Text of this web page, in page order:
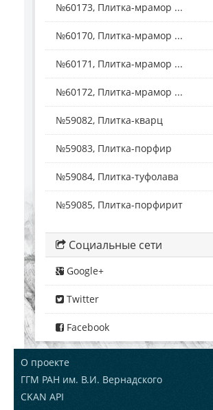
№60173, Плитка-мрамор ...
№60170, Плитка-мрамор ...
№60171, Плитка-мрамор ...
№60172, Плитка-мрамор ...
№59082, Плитка-кварц
№59083, Плитка-порфир
№59084, Плитка-туфолава
№59085, Плитка-порфирит
Социальные сети
Google+
Twitter
Facebook
О проекте
ГГМ РАН им. В.И. Вернадского
CKAN API